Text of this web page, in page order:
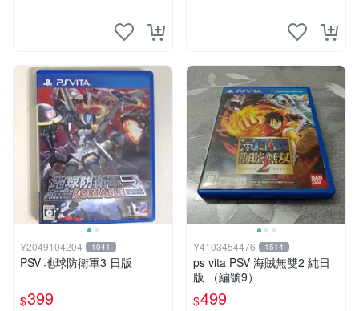
Y2049104204 1041
PSV 地球防衛軍3 日版
$399
Y4103454476 1514
ps vita PSV 海賊無雙2 純日
版 （編號9）
$499